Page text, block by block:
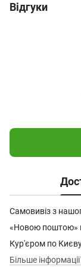
Відгуки
Самовивіз з
«Новою поштою»
Кур'єром по
Більше